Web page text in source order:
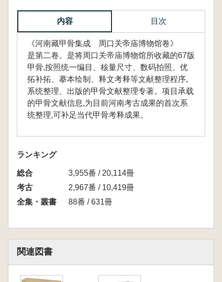
内容 目次
《河南藏甲骨集成 周口关帝庙博物馆卷》
是第二卷。是将周口关帝庙博物馆所收藏的67版
甲骨,按照统一编目、核量尺寸、数码拍照、优
拓补拓、摹本绘制、释文考释等文献整理程序,
系统整理、出版的甲骨文献整理专著。项目承载
的甲骨文献信息,为目前河南考古成果的首次系
统整理,可补足当代甲骨考释成果。
ランキング
総合
3,955番 / 20,114冊
考古
2,967番 / 10,419冊
全集・叢書
88番 / 631冊
関連図書